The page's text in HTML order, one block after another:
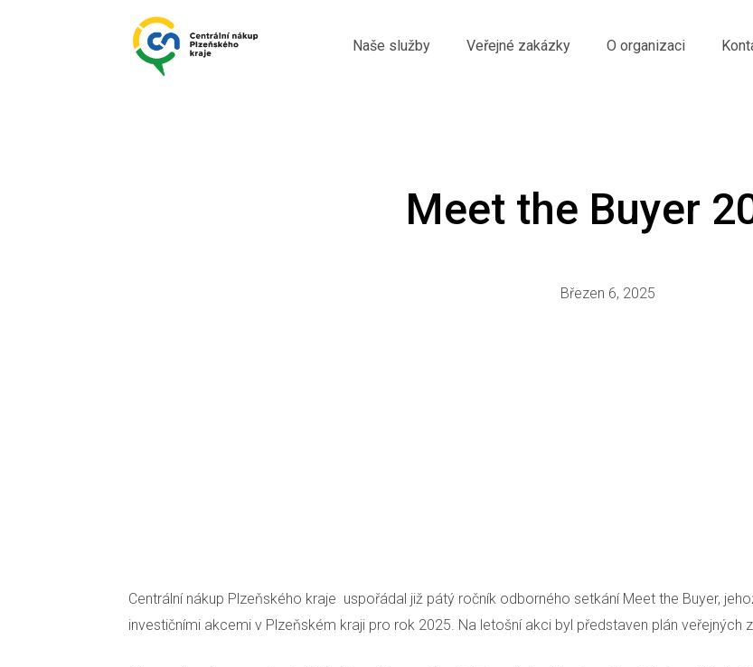
Naše služby Veřejné zakázky O organizaci
Meet the Buyer
Březen 6, 2025
Centrální nákup Plzeňského kraje uspořádal již pátý ročník odborného setkání Meet the Buyer,
investičními akcemi v Plzeňském kraji pro rok 2025. Na letošní akci byl představen plán veřejných